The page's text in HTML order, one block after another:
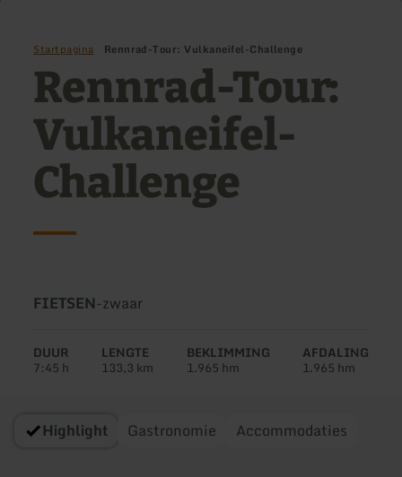
Startpagina Rennrad-Tour: Vulkaneifel-Challenge
Rennrad-Tour:
Vulkaneifel-
Challenge
Soort
FIETSEN-Moeilijkheidsgraad:
zwaar
DUUR
7:45 h
LENGTE
133,3 km
BEKLIMMING
1.965 hm
AFDALING
1.965 hm
Highlight Gastronomie Accommodaties